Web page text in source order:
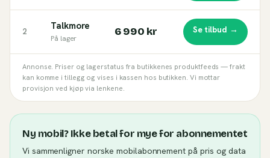
2 Talkmore
På lager
6 990 kr Se tilbud →
Annonse. Priser og lagerstatus fra butikkenes produktfeeds — frakt
kan komme i tillegg og vises i kassen hos butikken. Vi mottar
provisjon ved kjøp via lenkene.
Ny mobil? Ikke betal for mye for abonnementet
Vi sammenligner norske mobilabonnement på pris og data